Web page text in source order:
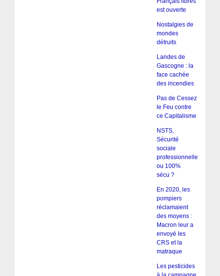
est ouverte
Nostalgies de
mondes
détruits
Landes de
Gascogne : la
face cachée
des incendies
Pas de Cessez
le Feu contre
ce Capitalisme
NSTS,
Sécurité
sociale
professionnelle
ou 100%
sécu ?
En 2020, les
pompiers
réclamaient
des moyens :
Macron leur a
envoyé les
CRS et la
matraque
Les pesticides